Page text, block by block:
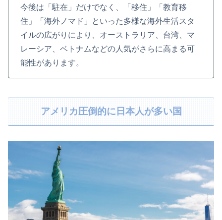
今後は「駐在」だけでなく、「移住」「教育移
住」「海外ノマド」といった多様な海外生活スタ
イルの広がりにより、オーストラリア、台湾、マ
レーシア、ベトナムなどの人気がさらに高まる可
能性があります。
アメリカ圧倒的に日本人が多い国